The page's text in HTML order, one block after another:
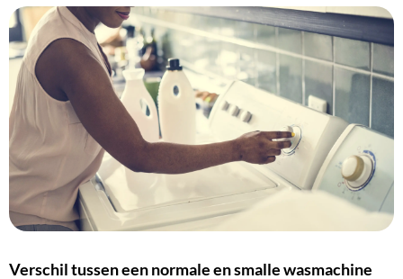
Verschil tussen een normale en smalle wasmachine